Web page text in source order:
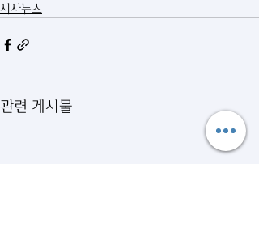
시사뉴스
관련 게시물